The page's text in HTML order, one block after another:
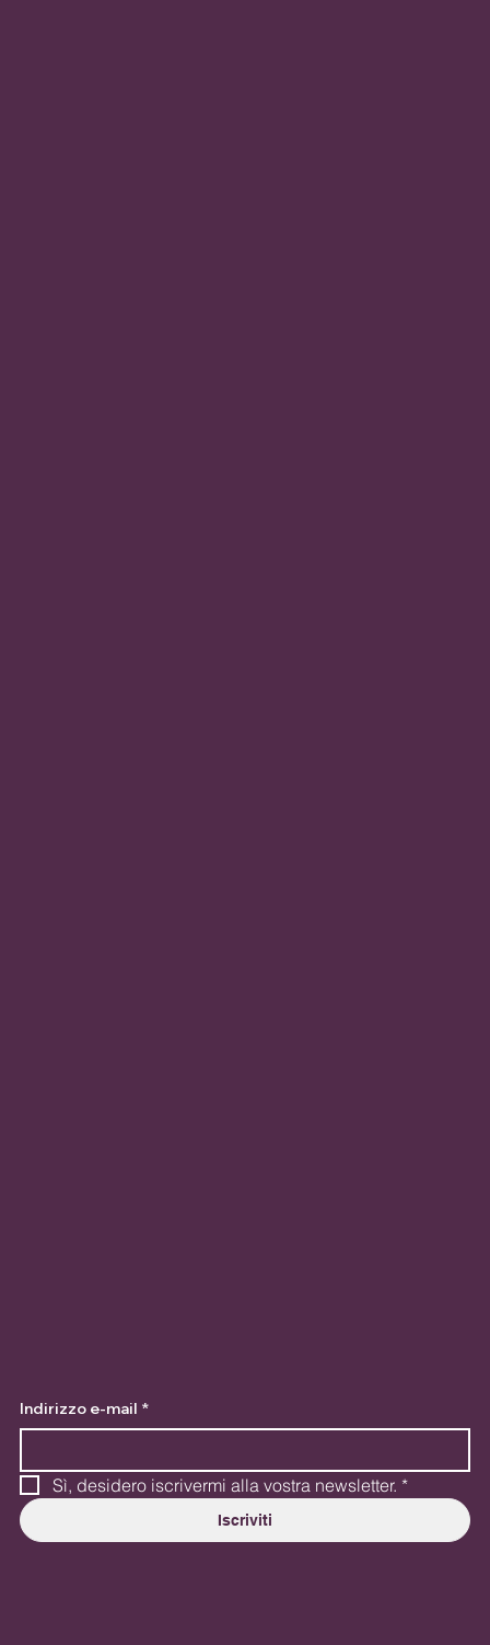
Indirizzo e-mail *
Sì, desidero iscrivermi alla vostra newsletter. *
Iscriviti